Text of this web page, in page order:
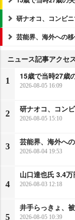
研ナオコ、コンビ
芸能界、海外への
ニュース記事アクセ
1
15歳で当時27歳
2026-08-05 16:09
2
研ナオコ、コン
2026-08-05 15:10
3
芸能界、海外へ
2026-08-04 19:53
4
山口達也氏 3.4
2026-08-03 12:18
5
井手らっきょ、
2026-08-05 10:39